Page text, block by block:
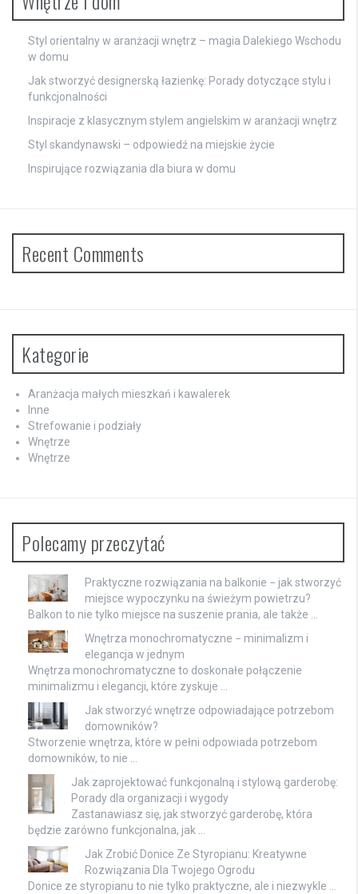
Styl orientalny w aranżacji wnętrz – magia Dalekiego Wschodu
w domu
Jak stworzyć designerską łazienkę: Porady dotyczące stylu i
funkcjonalności
Inspiracje z klasycznym stylem angielskim w aranżacji wnętrz
Styl skandynawski – odpowiedź na miejskie życie
Inspirujące rozwiązania dla biura w domu
Recent Comments
Kategorie
Aranżacja małych mieszkań i kawalerek
Inne
Strefowanie i podziały
Wnętrze
Wnętrze
Polecamy przeczytać
Praktyczne rozwiązania na balkonie − jak stworzyć
miejsce wypoczynku na świeżym powietrzu?
Balkon to nie tylko miejsce na suszenie prania, ale także …
Wnętrza monochromatyczne − minimalizm i
elegancja w jednym
Wnętrza monochromatyczne to doskonałe połączenie
minimalizmu i elegancji, które zyskuje …
Jak stworzyć wnętrze odpowiadające potrzebom
domowników?
Stworzenie wnętrza, które w pełni odpowiada potrzebom
domowników, to nie …
Jak zaprojektować funkcjonalną i stylową garderobę:
Porady dla organizacji i wygody
Zastanawiasz się, jak stworzyć garderobę, która
będzie zarówno funkcjonalna, jak …
Jak Zrobić Donice Ze Styropianu: Kreatywne
Rozwiązania Dla Twojego Ogrodu
Donice ze styropianu to nie tylko praktyczne, ale i niezwykle …